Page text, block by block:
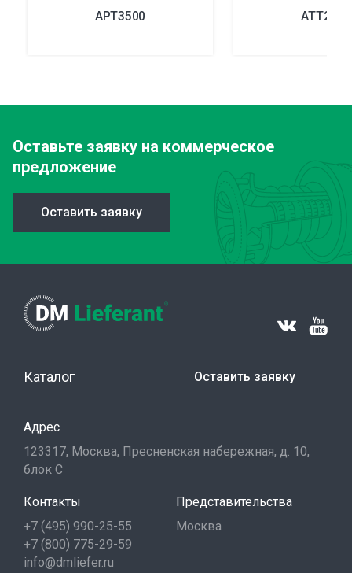
APT3500 ATT2100
Оставьте заявку на коммерческое
предложение
Оставить заявку
Каталог Оставить заявку
Адрес
123317, Москва, Пресненская набережная, д. 10,
блок С
Контакты
+7 (495) 990-25-55
+7 (800) 775-29-59
info@dmliefer.ru
Представительства
Москва